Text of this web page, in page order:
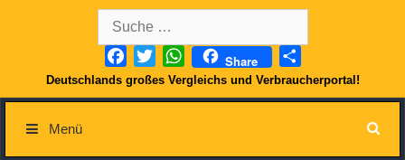
nach:
Facebook
TwitterWhatsApp
Share
Deutschlands großes Vergleichs und Verbraucherportal!
Menü